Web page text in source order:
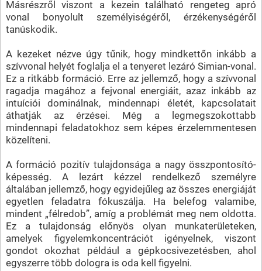
Másrészről viszont a kezein található rengeteg apró
vonal bonyolult személyiségéről, érzékenységéről
tanúskodik.
A kezeket nézve úgy tűnik, hogy mindkettőn inkább a
szívvonal helyét foglalja el a tenyeret lezáró Simian-vonal.
Ez a ritkább formáció. Erre az jellemző, hogy a szívvonal
ragadja magához a fejvonal energiáit, azaz inkább az
intuíciói dominálnak, mindennapi életét, kapcsolatait
áthatják az érzései. Még a legmegszokottabb
mindennapi feladatokhoz sem képes érzelemmentesen
közelíteni.
A formáció pozitív tulajdonsága a nagy összpontosító-
képesség. A lezárt kézzel rendelkező személyre
általában jellemző, hogy egyidejűleg az összes energiáját
egyetlen feladatra fókuszálja. Ha belefog valamibe,
mindent „félredob”, amíg a problémát meg nem oldotta.
Ez a tulajdonság előnyös olyan munkaterületeken,
amelyek figyelemkoncentrációt igényelnek, viszont
gondot okozhat például a gépkocsivezetésben, ahol
egyszerre több dologra is oda kell figyelni.